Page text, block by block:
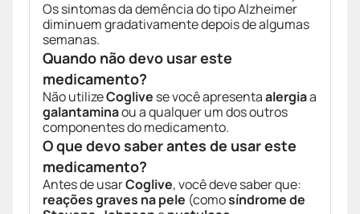
Os sintomas da demência do tipo Alzheimer
diminuem gradativamente depois de algumas
semanas.
Quando não devo usar este
medicamento?
Não utilizeCoglive se você apresentaalergiaa
galantaminaou a qualquer um dos outros
componentes do medicamento.
O que devo saber antes de usar este
medicamento?
Antes de usarCoglive, você deve saber que:
reações graves na pele (comosíndrome de